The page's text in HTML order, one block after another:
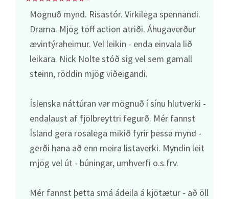
Mögnuð mynd. Risastór. Virkilega spennandi.
Drama. Mjög töff action atriði. Áhugaverður
ævintýraheimur. Vel leikin - enda einvala lið
leikara. Nick Nolte stóð sig vel sem gamall
steinn, röddin mjög viðeigandi.
Íslenska náttúran var mögnuð í sínu hlutverki -
endalaust af fjölbreyttri fegurð. Mér fannst
Ísland gera rosalega mikið fyrir þessa mynd -
gerði hana að enn meira listaverki. Myndin leit
mjög vel út - búningar, umhverfi o.s.frv.
Mér fannst þetta smá ádeila á kjötætur - að öll